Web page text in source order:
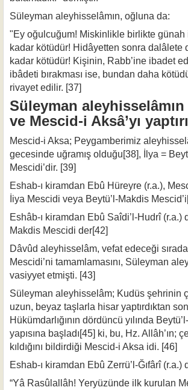
Süleyman aleyhisselâmın, oğluna da:
"Ey oğulcuğum! Miskinlikle birlikte günah
kadar kötüdür! Hidâyetten sonra dalâlete
kadar kötüdür! Kişinin, Rabb’ine ibadet
ibâdeti bırakması ise, bundan daha
rivayet edilir. [37]
Süleyman aleyhisselâmın
ve Mescid-i Aksâ’yı
Mescid-i Aksa; Peygamberimiz
gecesinde uğramış ol­duğu[38], İlya =
Mescidi’dir. [39]
Eshab-ı kiramdan Ebû Hüreyre (r.a.),
İiya Mescidi veya Beytü’l-Makdis
Eshâb-ı kiramdan Ebû Saîdi’l-Hudrî (r.a.)
Makdis Mescidi der[42]
Dâvûd aleyhisselâm, vefat edeceği
Mescidi’ni tamamla­masını, Süleyman
vasiyyet etmişti. [43]
Süleyman aleyhisselâm; Kudüs şehrinin
uzun, beyaz taşlarla hisar yaptırdıktan
Hükümdarlığının dördüncü yılında
yapısına başladı[45] ki, bu, Hz. Allâh’ın;
kıldığını bildirdiği Mescid-i Aksa idi. [46]
Eshab-ı kiramdan Ebû Zerrü’l-Ğıfârî (r.a.)
“Yâ Rasûlallâh! Yeryüzünde ilk kurulan